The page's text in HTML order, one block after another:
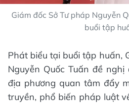
Giám đốc Sở Tư pháp Nguyễn
buổi tập
Phát biểu tại buổi tập huấn,
Nguyễn Quốc Tuấn đề
địa phương quan tâm đẩy
truyền, phổ biến pháp luật